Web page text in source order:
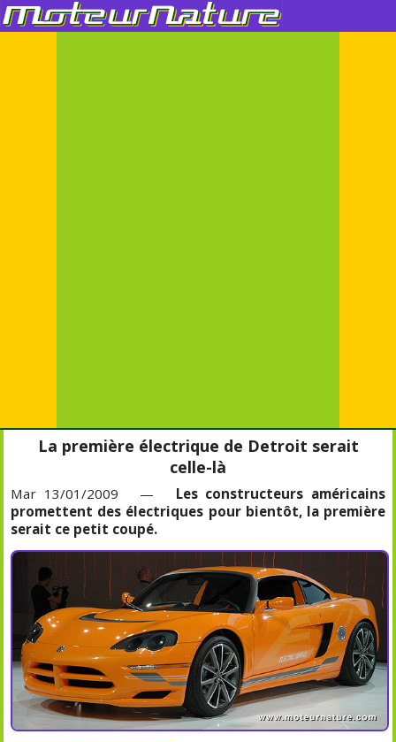
La première électrique de Detroit serait
celle-là
Mar 13/01/2009 — Les constructeurs américains
promettent des électriques pour bientôt, la première
serait ce petit coupé.